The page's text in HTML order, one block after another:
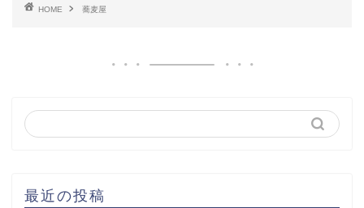
HOME 蕎麦屋
最近の投稿